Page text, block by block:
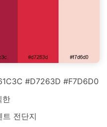
#D7263D #F7D6D0
한
트 전단지